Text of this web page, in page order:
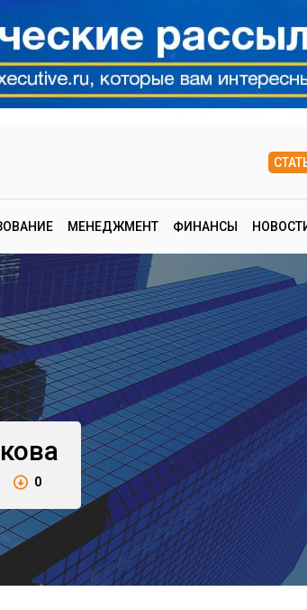
МЕНЕДЖМЕНТ ФИНАНСЫ
0